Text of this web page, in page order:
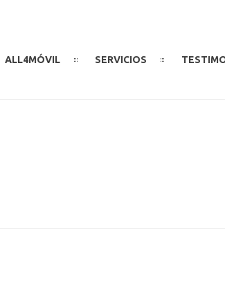
ALL4MÓVIL SERVICIOS